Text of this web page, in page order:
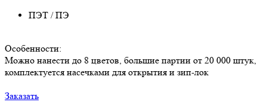
ПЭТ / ПЭ
Особенности:
Можно нанести до 8 цветов, большие партии от 20 000 штук,
комплектуется насечками для открытия и зип-лок
Заказать